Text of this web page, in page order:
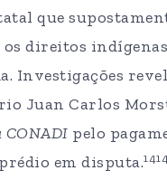
que
direitos
Investigações
Juan Carlos
CONADI pelo
em disputa.